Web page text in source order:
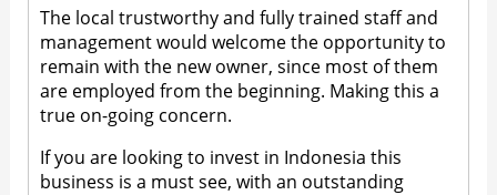
The local trustworthy and fully trained staff and
management would welcome the opportunity to
remain with the new owner, since most of them
are employed from the beginning. Making this a
true on-going concern.
If you are looking to invest in Indonesia this
business is a must see, with an outstanding